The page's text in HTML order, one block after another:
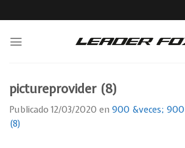
to
pictureprovider (8)
Publicado12/03/2020 en 900 &veces; 900
(8)